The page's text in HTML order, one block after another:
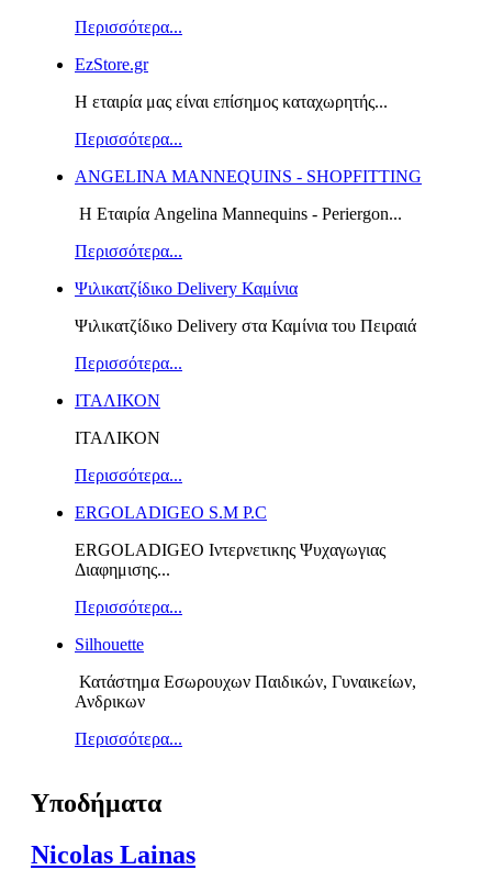
Περισσότερα...
EzStore.gr
Η εταιρία μας είναι επίσημος καταχωρητής...
Περισσότερα...
ANGELINA MANNEQUINS - SHOPFITTING
Η Εταιρία Angelina Mannequins - Periergon...
Περισσότερα...
Ψιλικατζίδικο Delivery Καμίνια
Ψιλικατζίδικο Delivery στα Καμίνια του Πειραιά
Περισσότερα...
ΙΤΑΛΙΚΟΝ
ΙΤΑΛΙΚΟΝ
Περισσότερα...
ERGOLADIGEO S.M P.C
ERGOLADIGEO Iντερνετικης Ψυχαγωγιας
Διαφημισης...
Περισσότερα...
Silhouette
Κατάστημα Εσωρουχων Παιδικών, Γυναικείων,
Ανδρικων
Περισσότερα...
Υποδήματα
Nicolas Lainas